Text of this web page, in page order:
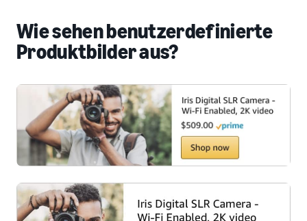
Wie sehen benutzerdefinierte
Produktbilder aus?